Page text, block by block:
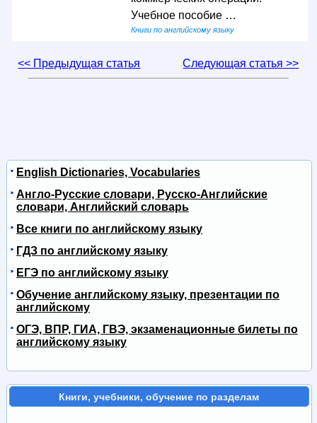
Учебное пособие …
Книги по английскому языку
<< Предыдущая статья Следующая статья >>
English Dictionaries, Vocabularies
Англо-Русские словари, Русско-Английские
словари, Английский словарь
Все книги по английскому языку
ГДЗ по английскому языку
ЕГЭ по английскому языку
Обучение английскому языку, презентации по
английскому
ОГЭ, ВПР, ГИА, ГВЭ, экзаменационные билеты по
английскому языку
Книги, учебники, обучение по разделам